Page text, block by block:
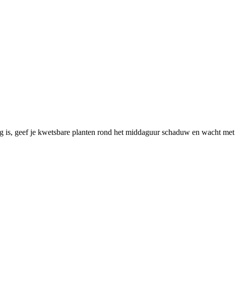
geef je kwetsbare planten rond het middaguur schaduw en wacht met